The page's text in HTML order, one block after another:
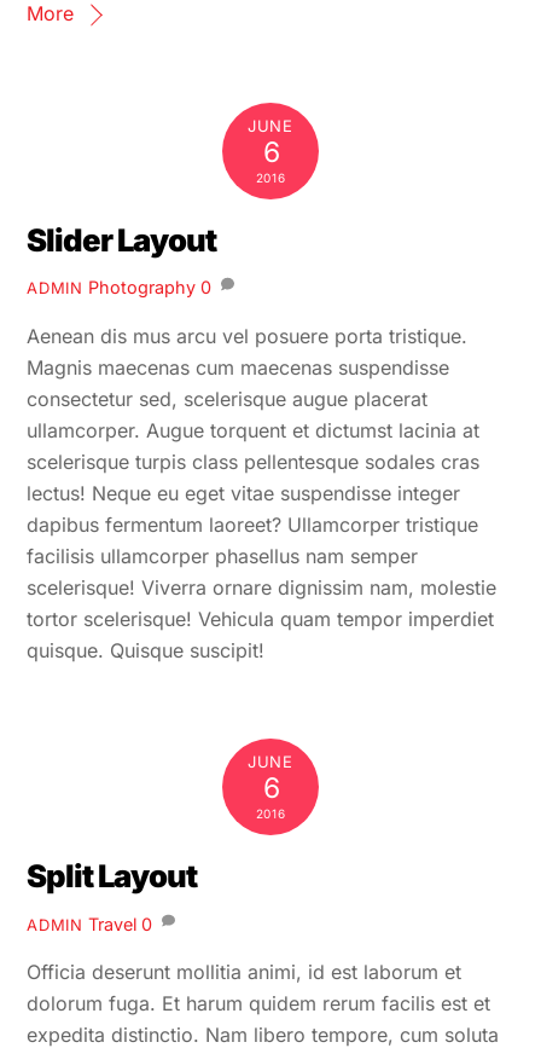
More
JUNE
6
2016
Slider Layout
ADMIN Photography 0
Aenean dis mus arcu vel posuere porta tristique.
Magnis maecenas cum maecenas suspendisse
consectetur sed, scelerisque augue placerat
ullamcorper. Augue torquent et dictumst lacinia at
scelerisque turpis class pellentesque sodales cras
lectus! Neque eu eget vitae suspendisse integer
dapibus fermentum laoreet? Ullamcorper tristique
facilisis ullamcorper phasellus nam semper
scelerisque! Viverra ornare dignissim nam, molestie
tortor scelerisque! Vehicula quam tempor imperdiet
quisque. Quisque suscipit!
JUNE
6
2016
Split Layout
ADMIN Travel 0
Officia deserunt mollitia animi, id est laborum et
dolorum fuga. Et harum quidem rerum facilis est et
expedita distinctio. Nam libero tempore, cum soluta